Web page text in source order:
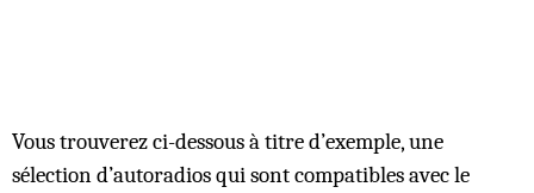
Vous trouverez ci-dessous à titre d’exemple, une
sélection d’autoradios qui sont compatibles avec le